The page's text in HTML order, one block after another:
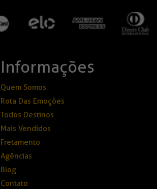
Informações
Quem Somos
Rota Das Emoções
Todos Destinos
Mais Vendidos
Fretamento
Agências
Blog
Contato